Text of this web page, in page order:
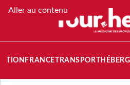
Aller au contenu
FRANCETRANSPORT